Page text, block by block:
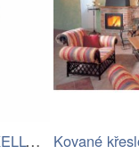
Ratanové křeslo KELLY - tmavý med Kované